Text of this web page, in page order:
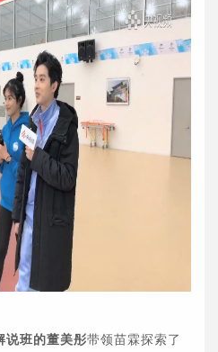
说班的董美彤带领苗霖探索了